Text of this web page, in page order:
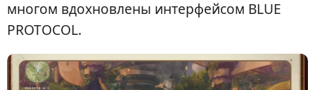
многом вдохновлены интерфейсом BLUE
PROTOCOL.